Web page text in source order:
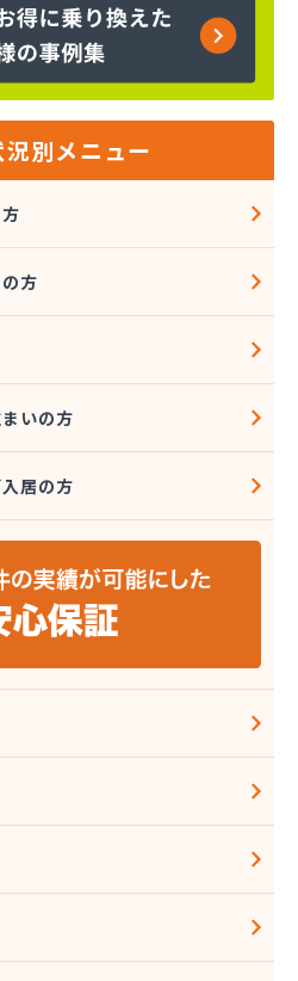
川越支店
川口支店
営業所
山営業所
営業所
設店
上福岡営業所
ムエネルギー事業本部
西支店
東部営業所
北事業所
営業所
玉営業所
ェッセル 白岡店
ェッセル 武蔵店
別メニュー
方
いの方
居の方